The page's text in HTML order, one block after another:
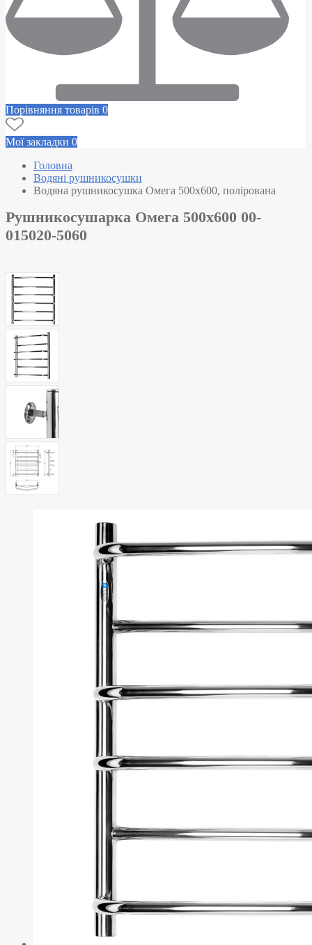
Порівняння товарів 0
Мої закладки 0
Головна
Водяні рушникосушки
Водяна рушникосушка Омега 500х600, полірована
Рушникосушарка Омега 500х600 00-
015020-5060